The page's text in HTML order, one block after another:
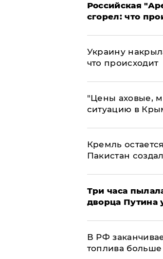
​Российская
сгорел: что
​Украину
что происходит
​"Цены аховые,
ситуацию в
​Кремль
Пакистан
Три часа
дворца Путина
​В РФ
топлива